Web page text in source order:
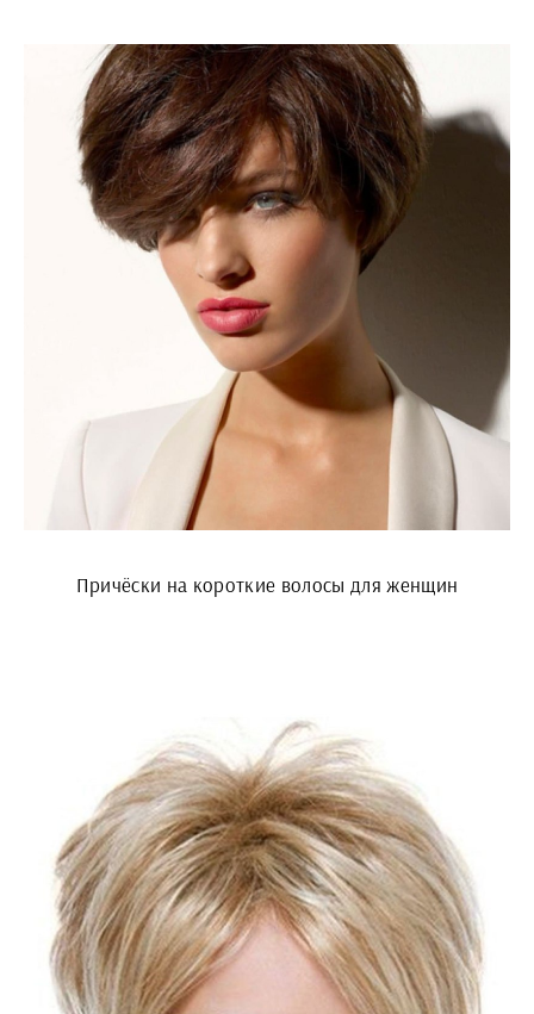
Причёски на короткие волосы для женщин